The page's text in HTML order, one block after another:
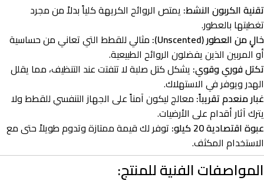
تقنية الكربون النشط: يمتص الروائح الكريهة كلياً بدلاً من مجرد
تغطيتها بالعطور.
خالٍ من العطور (Unscented):
مثالي للقطط التي تعاني من حساسية
أو المربين الذين يفضلون الروائح الطبيعية.
تكتل فوري وقوي: يشكل كتل صلبة لا تتفتت عند التنظيف، مما يقلل
الهدر ويوفر في الاستهلاك.
غبار منعدم تقريباً: معالج ليكون آمناً على الجهاز التنفسي للقطط ولا
يترك آثار أقدام على الأرضيات.
عبوة اقتصادية 20 كيلو:
توفر لك قيمة ممتازة وتدوم طويلاً حتى مع
الاستخدام المكثف.
المواصفات الفنية للمنتج: